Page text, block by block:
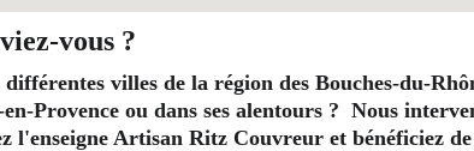
vous ?
villes de la région des Bouches-du-
Provence ou dans ses alentours ?  Nous
Artisan Ritz Couvreur et bénéficiez de